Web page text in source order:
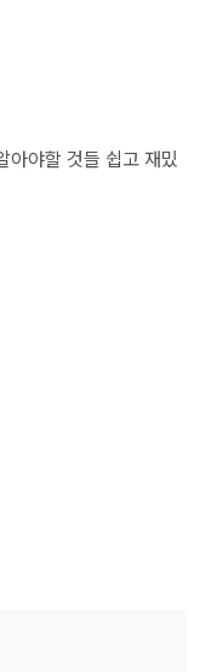
아야할 것들 쉽고 재밌